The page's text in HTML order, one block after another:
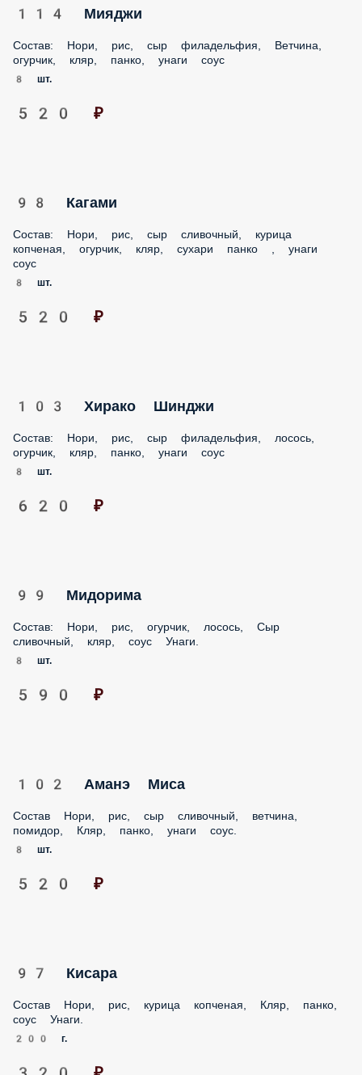
114 Мияджи
Состав: Нори, рис, сыр филадельфия, Ветчина, огурчик,
кляр, панко, унаги соус
8 шт.
520 ₽
98 Кагами
Состав: Нори, рис, сыр сливочный, курица копченая,
огурчик, кляр, сухари панко , унаги соус
8 шт.
Состав: Нори, рис, сыр филадельфия, лосось, огурчик,
кляр, панко, унаги соус
8 шт.
Состав: Нори, рис, огурчик, лосось, Сыр сливочный, кляр,
соус Унаги.
8 шт.
Состав Нори, рис, сыр сливочный, ветчина, помидор,
Кляр, панко, унаги соус.
8 шт.
Состав Нори, рис, курица копченая, Кляр, панко, соус
Унаги.
200 г.